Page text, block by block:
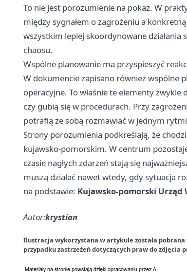
To nie jest porozumienie na pokaz. W
między sygnałem o zagrożeniu a
wszystkim lepiej skoordynowane działania
chaosu.
Wspólne planowanie ma przyspieszyć
W dokumencie zapisano również wspólne
operacyjne. To właśnie te elementy
czy gubią się w procedurach. Przy
potrafią ze sobą rozmawiać w jednym
Strony porozumienia podkreślają, że
kujawsko-pomorskim. W centrum
czasie nagłych zdarzeń stają się
muszą działać nawet wtedy, gdy sytuacja
na podstawie: Kujawsko-pomorski Urząd
Autor:krystian
Ilustracja wykorzystana w artykule została pobrana
przypadku zastrzeżeń dotyczących praw do zdjęcia